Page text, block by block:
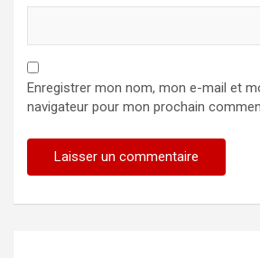
Enregistrer mon nom, mon e-mail et
navigateur pour mon prochain